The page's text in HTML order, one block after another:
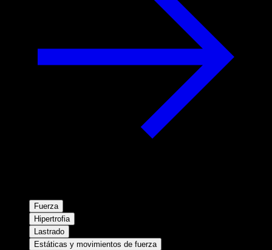
Fuerza
Hipertrofia
Lastrado
Estáticas y movimientos de fuerza